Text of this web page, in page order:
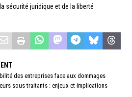
sécurité juridique et de la liberté
des entreprises face aux dommages
sous-traitants : enjeux et implications